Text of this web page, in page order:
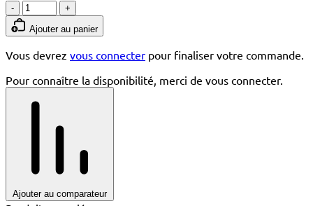
-
+
Ajouter au panier
Vous devrez vous connecter pour finaliser votre commande.
Pour connaître la disponibilité, merci de vous connecter.
Ajouter au comparateur